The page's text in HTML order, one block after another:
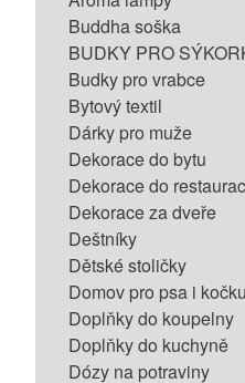
Buddha soška
BUDKY PRO
Budky pro vrabce
Bytový textil
Dárky pro muže
Dekorace do bytu
Dekorace do
Dekorace za dveře
Deštníky
Dětské stoličky
Domov pro psa i kočku
Doplňky do koupelny
Doplňky do kuchyně
Dózy na potraviny